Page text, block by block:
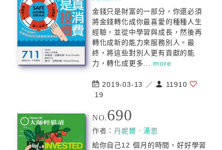
金錢只是財富的一部分，你還必須
將金錢轉化成你最喜愛的種種人生
經驗，並從中學習與成長，然後再
轉化成新的能力來服務別人。最
終，將這些對別人更有貢獻的能
力，轉化成更多... more
2019-03-13 ／
11910
19
NO.690
作者：丹妮爾．湯恩
給你自己12 個月的時間，好好學習